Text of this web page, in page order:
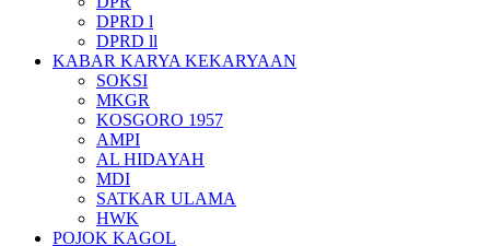
DPRD l
DPRD ll
KABAR KARYA KEKARYAAN
SOKSI
MKGR
KOSGORO 1957
AMPI
AL HIDAYAH
MDI
SATKAR ULAMA
HWK
POJOK KAGOL